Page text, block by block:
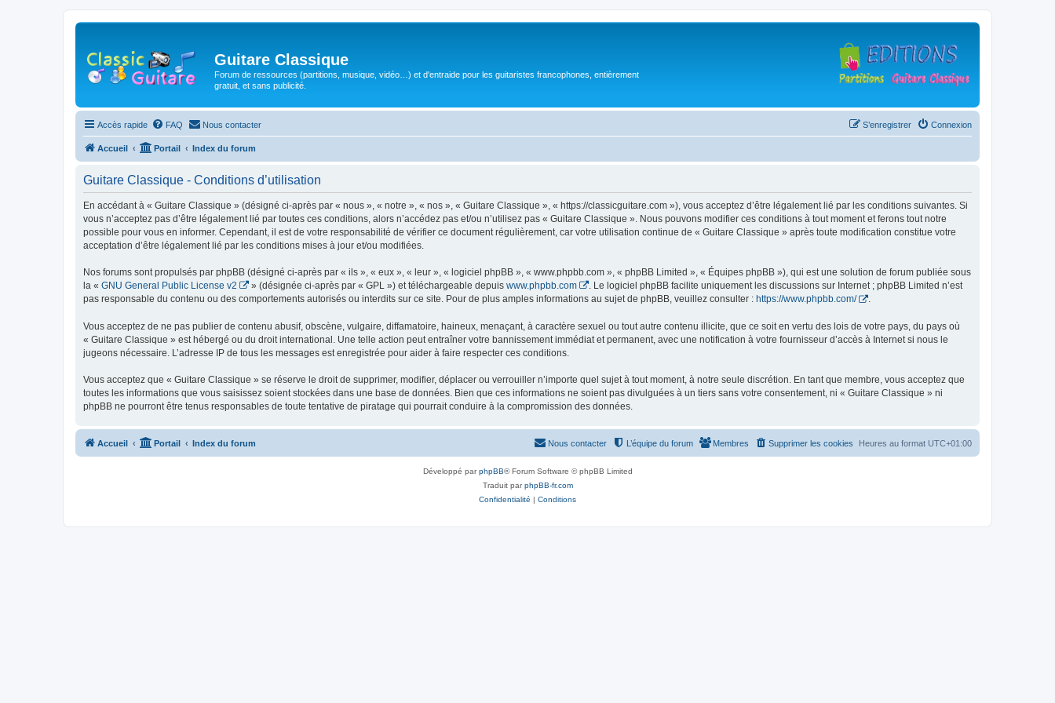
Guitare Classique
Forum de ressources (partitions, musique, vidéo…) et d'entraide pour les guitaristes francophones, entièrement
gratuit, et sans publicité.
Accès rapide FAQ Nous contacter Connexion
S’enregistrer
Accueil Portail Index du forum
Guitare Classique - Conditions d’utilisation
En accédant à « Guitare Classique » (désigné ci-après par « nous », « notre », « nos », « Guitare Classique », « https://classicguitare.com »), vous acceptez d’être légalement lié par les conditions suivantes. Si
vous n’acceptez pas d’être légalement lié par toutes ces conditions, alors n’accédez pas et/ou n’utilisez pas « Guitare Classique ». Nous pouvons modifier ces conditions à tout moment et ferons tout notre
possible pour vous en informer. Cependant, il est de votre responsabilité de vérifier ce document régulièrement, car votre utilisation continue de « Guitare Classique » après toute modification constitue votre
acceptation d’être légalement lié par les conditions mises à jour et/ou modifiées.
Nos forums sont propulsés par phpBB (désigné ci-après par « ils », « eux », « leur », « logiciel phpBB », « www.phpbb.com », « phpBB Limited », « Équipes phpBB »), qui est une solution de forum publiée sous
la « GNU General Public License v2 » (désignée ci-après par « GPL ») et téléchargeable depuis www.phpbb.com
. Le logiciel phpBB facilite uniquement les discussions sur Internet ; phpBB Limited n’est
pas responsable du contenu ou des comportements autorisés ou interdits sur ce site. Pour de plus amples informations au sujet de phpBB, veuillez consulter : https://www.phpbb.com/ .
Vous acceptez de ne pas publier de contenu abusif, obscène, vulgaire, diffamatoire, haineux, menaçant, à caractère sexuel ou tout autre contenu illicite, que ce soit en vertu des lois de votre pays, du pays où
« Guitare Classique » est hébergé ou du droit international. Une telle action peut entraîner votre bannissement immédiat et permanent, avec une notification à votre fournisseur d’accès à Internet si nous le
jugeons nécessaire. L’adresse IP de tous les messages est enregistrée pour aider à faire respecter ces conditions.
Vous acceptez que « Guitare Classique » se réserve le droit de supprimer, modifier, déplacer ou verrouiller n’importe quel sujet à tout moment, à notre seule discrétion. En tant que membre, vous acceptez que
toutes les informations que vous saisissez soient stockées dans une base de données. Bien que ces informations ne soient pas divulguées à un tiers sans votre consentement, ni « Guitare Classique » ni
phpBB ne pourront être tenus responsables de toute tentative de piratage qui pourrait conduire à la compromission des données.
Accueil Portail Index du forum Heures au format UTC+01:00
Supprimer les cookies
Membres
L’équipe du forum
Nous contacter
Développé parphpBB® Forum Software © phpBB Limited
Traduit parphpBB-fr.com
Confidentialité | Conditions